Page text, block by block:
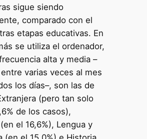
sigue siendo
comparado con el
etapas educativas. En
se utiliza el ordenador,
alta y media –
varias veces al mes
los días–, son las de
(pero tan solo
de los casos),
el 16,6%), Lengua y